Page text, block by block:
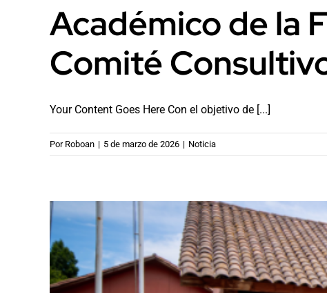
Académico de la
Comité
Your Content Goes Here Con el objetivo de [...]
Por Roboan | 5 de marzo de 2026 | Noticia